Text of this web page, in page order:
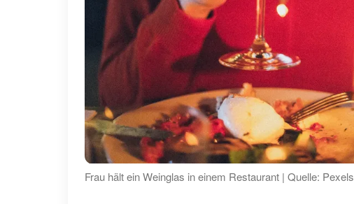
Frau hält ein Weinglas in einem Restaurant | Quelle: Pexels